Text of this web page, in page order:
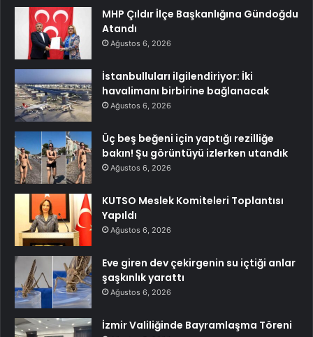
MHP Çıldır İlçe Başkanlığına Gündoğdu
Atandı
Ağustos 6, 2026
İstanbulluları ilgilendiriyor: İki
havalimanı birbirine bağlanacak
Ağustos 6, 2026
Üç beş beğeni için yaptığı rezilliğe
bakın! Şu görüntüyü izlerken utandık
Ağustos 6, 2026
KUTSO Meslek Komiteleri Toplantısı
Yapıldı
Ağustos 6, 2026
Eve giren dev çekirgenin su içtiği anlar
şaşkınlık yarattı
Ağustos 6, 2026
İzmir Valiliğinde Bayramlaşma Töreni